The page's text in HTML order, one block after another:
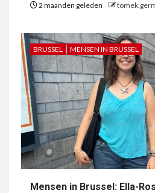
2 maanden geleden
BRUSSEL MENSEN IN BRUSSEL
Mensen in Brussel: Ella-